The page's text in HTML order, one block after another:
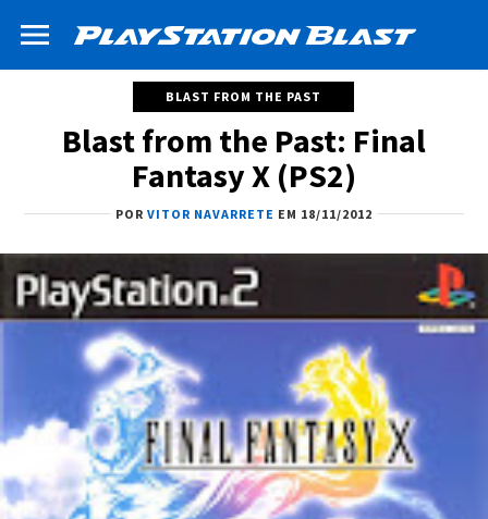
BLAST FROM THE PAST
Blast from the Past: Final
Fantasy X (PS2)
POR VITOR NAVARRETE EM 18/11/2012